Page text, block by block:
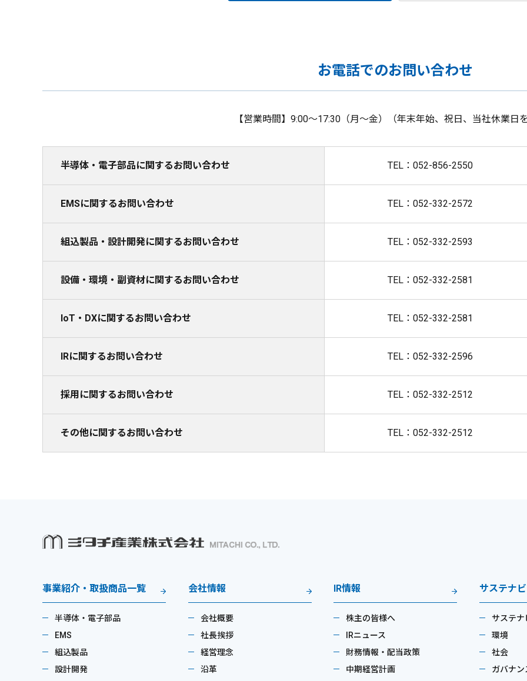
お電話でのお問い合わせ
【営業時間】9:00～17:30（月～金）（年末年始、祝日、当社休業日
半導体・電子部品に関するお問い合わせ TEL：052-856-2550
EMSに関するお問い合わせ TEL：052-332-2572
組込製品・設計開発に関するお問い合わせ TEL：052-332-2593
設備・環境・副資材に関するお問い合わせ TEL：052-332-2581
IoT・DXに関するお問い合わせ TEL：052-332-2581
IRに関するお問い合わせ TEL：052-332-2596
採用に関するお問い合わせ TEL：052-332-2512
その他に関するお問い合わせ TEL：052-332-2512
事業紹介・取扱商品一覧
半導体・電子部品
EMS
組込製品
設計開発
会社情報
会社概要
社長挨拶
経営理念
沿革
IR情報
株主の皆様へ
IRニュース
財務情報・配当政策
中期経営計画
サステナ
サステナ
環境
社会
ガバナン